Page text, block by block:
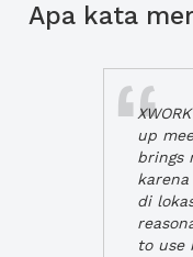
Apa kata
up
brings
di
to use